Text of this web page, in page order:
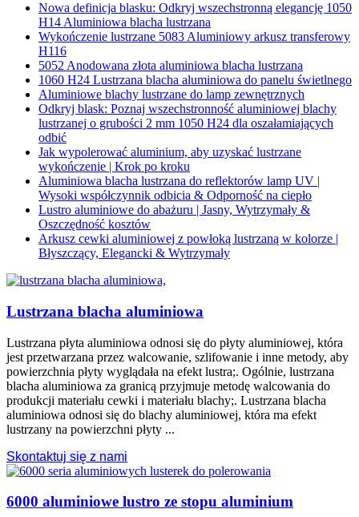
Nowa definicja blasku: Odkryj wszechstronną elegancję 1050
H14 Aluminiowa blacha lustrzana
Wykończenie lustrzane 5083 Aluminiowy arkusz transferowy
H116
5052 Anodowana złota aluminiowa blacha lustrzana
1060 H24 Lustrzana blacha aluminiowa do panelu świetlnego
Aluminiowe blachy lustrzane do lamp zewnętrznych
Odkryj blask: Poznaj wszechstronność aluminiowej blachy
lustrzanej o grubości 2 mm 1050 H24 dla oszałamiających
odbić
Jak wypolerować aluminium, aby uzyskać lustrzane
wykończenie | Krok po kroku
Aluminiowa blacha lustrzana do reflektorów lamp UV |
Wysoki współczynnik odbicia & Odporność na ciepło
Lustro aluminiowe do abażuru | Jasny, Wytrzymały &
Oszczędność kosztów
Arkusz cewki aluminiowej z powłoką lustrzaną w kolorze |
Błyszczący, Elegancki & Wytrzymały
Lustrzana blacha aluminiowa
Lustrzana płyta aluminiowa odnosi się do płyty aluminiowej, która
jest przetwarzana przez walcowanie, szlifowanie i inne metody, aby
powierzchnia płyty wyglądała na efekt lustra;. Ogólnie, lustrzana
blacha aluminiowa za granicą przyjmuje metodę walcowania do
produkcji materiału cewki i materiału blachy;. Lustrzana blacha
aluminiowa odnosi się do blachy aluminiowej, która ma efekt
lustrzany na powierzchni płyty ...
Skontaktuj się z nami
6000 aluminiowe lustro ze stopu aluminium